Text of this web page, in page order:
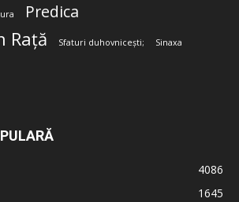
Predica
Rață Sfaturi duhovnicești; Sinaxa
4086
1645